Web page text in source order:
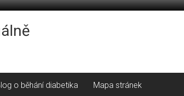
o běhání diabetika Mapa stránek